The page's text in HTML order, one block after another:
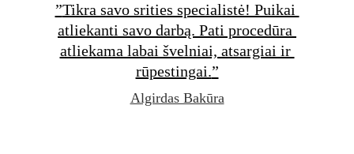
”Tikra savo srities specialistė! Puikai
atliekanti savo darbą. Pati procedūra
atliekama labai švelniai, atsargiai ir
rūpestingai.”
Algirdas Bakūra